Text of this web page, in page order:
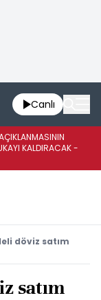
Canlı
KALDIRACAK -
döviz satım
satım